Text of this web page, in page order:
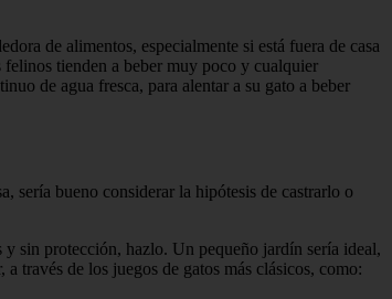
de alimentos, especialmente si está fuera de casa
felinos tienden a beber muy poco y cualquier
de agua fresca, para alentar a su gato a beber
sería bueno considerar la hipótesis de castrarlo o
y sin protección, hazlo. Un pequeño jardín sería ideal,
través de los juegos de gatos más clásicos, como: